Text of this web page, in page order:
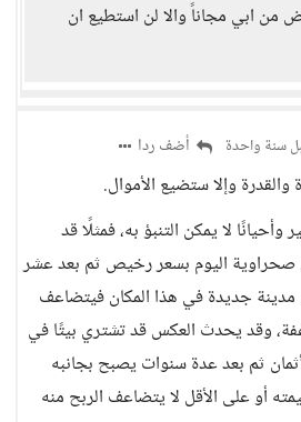
من ابي مجاناً والا لن استطيع ان
سنة واحدة أضف ردا
والقدرة وإلا ستضيع الأموال.
لا يمكن التنبؤ به، فمثلًا قد
اليوم بسعر رخيص ثم بعد عشر
مدينة جديدة في هذا المكان فيتضاعف
وقد يحدث العكس قد تشتري بيتًا في
ثم بعد عدة سنوات يصبح بجانبه
أو على الأقل لا يتضاعف الربح منه